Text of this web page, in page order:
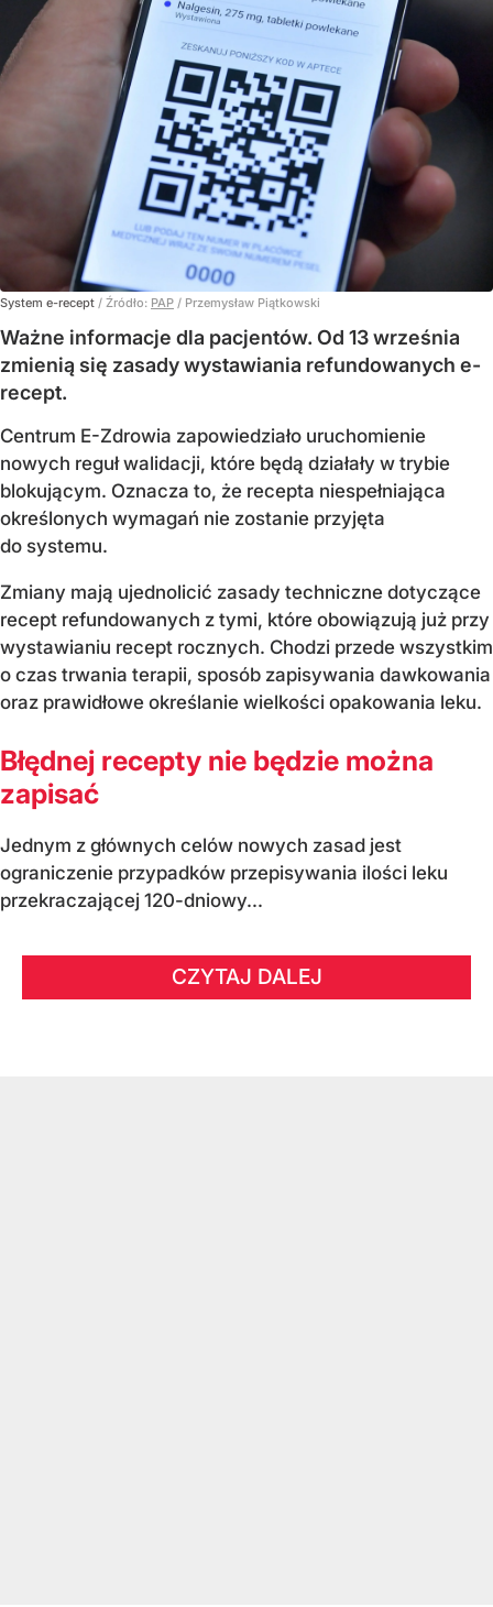
System e-recept / Źródło: PAP / Przemysław Piątkowski
Ważne informacje dla pacjentów. Od 13 września
zmienią się zasady wystawiania refundowanych e-
recept.
Centrum E-Zdrowia zapowiedziało uruchomienie
nowych reguł walidacji, które będą działały w trybie
blokującym. Oznacza to, że recepta niespełniająca
określonych wymagań nie zostanie przyjęta
do systemu.
Zmiany mają ujednolicić zasady techniczne dotyczące
recept refundowanych z tymi, które obowiązują już przy
wystawianiu recept rocznych. Chodzi przede wszystkim
o czas trwania terapii, sposób zapisywania dawkowania
oraz prawidłowe określanie wielkości opakowania leku.
Błędnej recepty nie będzie można
zapisać
Jednym z głównych celów nowych zasad jest
ograniczenie przypadków przepisywania ilości leku
przekraczającej 120-dniowy...
CZYTAJ DALEJ